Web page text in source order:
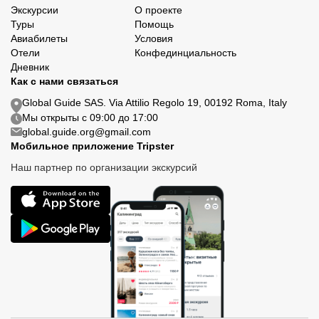
Экскурсии
Туры
Авиабилеты
Отели
Дневник
О проекте
Помощь
Условия
Конфединциальность
Как с нами связаться
Global Guide SAS. Via Attilio Regolo 19, 00192 Roma, Italy
Мы открыты с 09:00 до 17:00
global.guide.org@gmail.com
Мобильное приложение Tripster
Наш партнер по организации экскурсий